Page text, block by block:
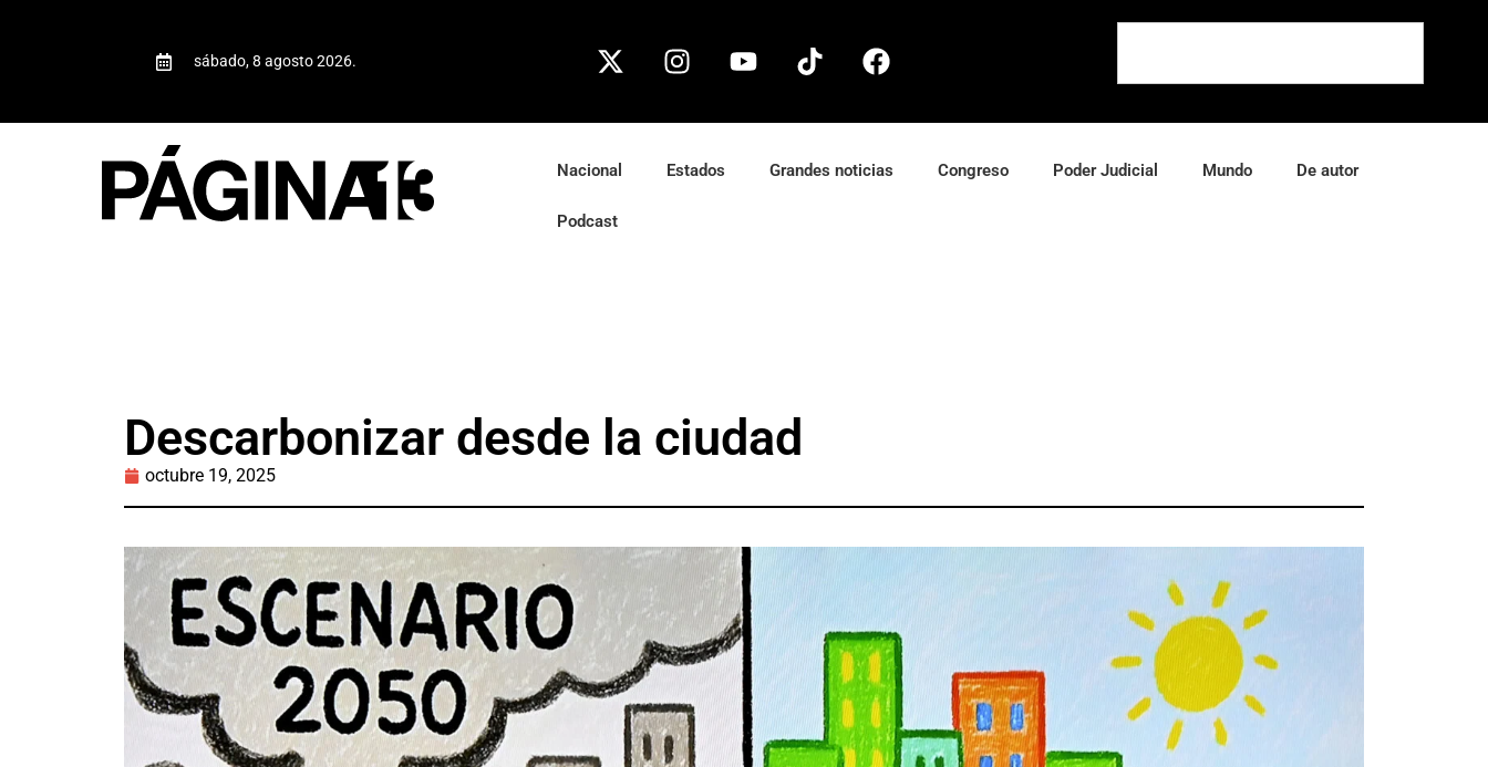
sábado, 8 agosto 2026.
Nacional Estados Grandes noticias Congreso Poder Judicial Mundo De autor
Podcast
Descarbonizar desde la ciudad
octubre 19, 2025